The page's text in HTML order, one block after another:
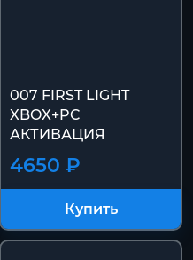
007 FIRST LIGHT
XBOX+PC
АКТИВАЦИЯ
4650 ₽
Купить